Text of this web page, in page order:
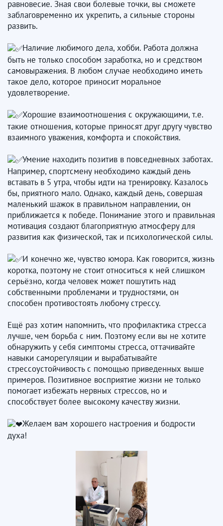
равновесие. Зная свои болевые точки, вы сможете
заблаговременно их укрепить, а сильные стороны
развить.
Наличие любимого дела, хобби. Работа должна
быть не только способом заработка, но и средством
самовыражения. В любом случае необходимо иметь
такое дело, которое приносит моральное
удовлетворение.
Хорошие взаимоотношения с окружающими, т.е.
такие отношения, которые приносят друг другу чувство
взаимного уважения, комфорта и спокойствия.
Умение находить позитив в повседневных заботах.
Например, спортсмену необходимо каждый день
вставать в 5 утра, чтобы идти на тренировку. Казалось
бы, приятного мало. Однако, каждый день, совершая
маленький шажок в правильном направлении, он
приближается к победе. Понимание этого и правильная
мотивация создают благоприятную атмосферу для
развития как физической, так и психологической силы.
И конечно же, чувство юмора. Как говорится, жизнь
коротка, поэтому не стоит относиться к ней слишком
серьёзно, когда человек может пошутить над
собственными проблемами и трудностями, он
способен противостоять любому стрессу.
Ещё раз хотим напомнить, что профилактика стресса
лучше, чем борьба с ним. Поэтому если вы не хотите
обнаружить у себя симптомы стресса, оттачивайте
навыки саморегуляции и вырабатывайте
стрессоустойчивость с помощью приведенных выше
примеров. Позитивное восприятие жизни не только
помогает избежать нервных стрессов, но и
способствует более высокому качеству жизни.
Желаем вам хорошего настроения и бодрости
духа!